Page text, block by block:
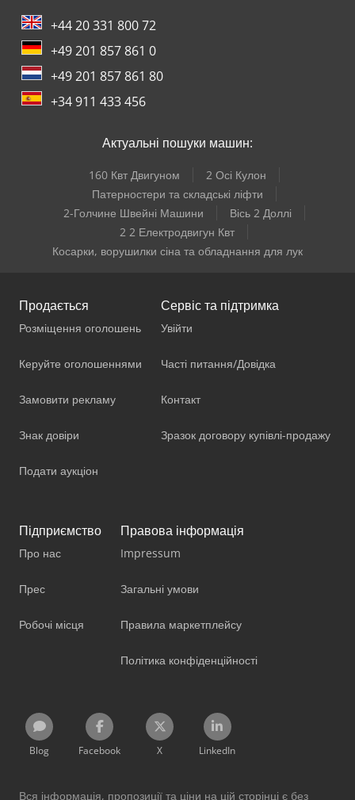
+44 20 331 800 72
+49 201 857 861 0
+49 201 857 861 80
+34 911 433 456
Актуальні пошуки машин:
160 Квт Двигуном
2 Осі Кулон
Патерностери та складські ліфти
2-Голчине Швейні Машини
Вісь 2 Доллі
2 2 Електродвигун Квт
Косарки, ворушилки сіна та обладнання для лук
Продається
Розміщення оголошень
Керуйте оголошеннями
Замовити рекламу
Знак довіри
Подати аукціон
Сервіс та підтримка
Увійти
Часті питання/Довідка
Контакт
Зразок договору купівлі-продажу
Підприємство
Про нас
Прес
Робочі місця
Правова інформація
Impressum
Загальні умови
Правила маркетплейсу
Політика конфіденційності
Blog Facebook X LinkedIn
Вся інформація, пропозиції та ціни на цій сторінці є без